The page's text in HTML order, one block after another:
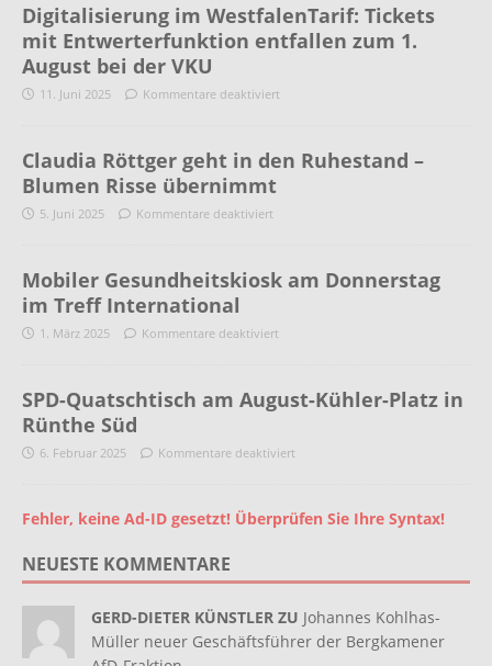
Digitalisierung im WestfalenTarif: Tickets
mit Entwerterfunktion entfallen zum 1.
August bei der VKU
11. Juni 2025 Kommentare deaktiviert
Claudia Röttger geht in den Ruhestand –
Blumen Risse übernimmt
5. Juni 2025 Kommentare deaktiviert
Mobiler Gesundheitskiosk am Donnerstag
im Treff International
1. März 2025 Kommentare deaktiviert
SPD-Quatschtisch am August-Kühler-Platz in
Rünthe Süd
6. Februar 2025 Kommentare deaktiviert
Fehler, keine Ad-ID gesetzt! Überprüfen Sie Ihre Syntax!
NEUESTE KOMMENTARE
GERD-DIETER KÜNSTLER ZU Johannes Kohlhas-
Müller neuer Geschäftsführer der Bergkamener